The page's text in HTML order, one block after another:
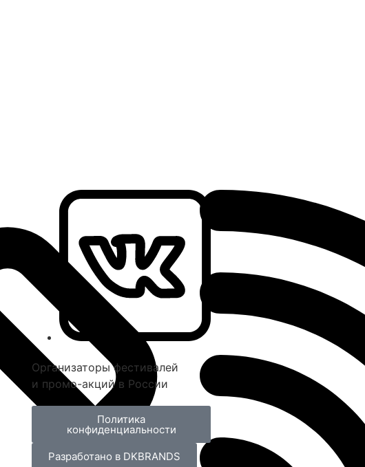
Организаторы фестивалей
и промо-акций в России
Политика
конфиденциальности
Разработано в DKBRANDS